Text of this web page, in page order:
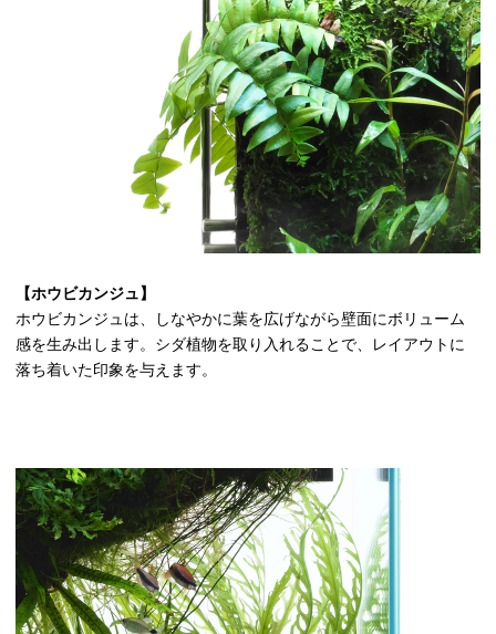
【ホウビカンジュ】
ホウビカンジュは、しなやかに葉を広げながら壁面にボリューム
感を生み出します。シダ植物を取り入れることで、レイアウトに
落ち着いた印象を与えます。